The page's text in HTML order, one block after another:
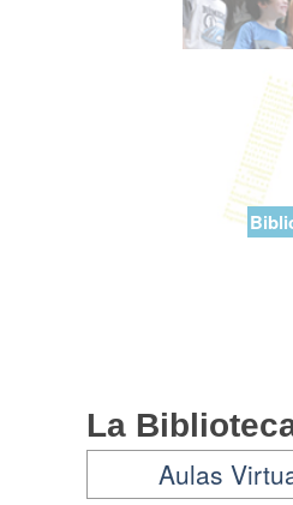
La
Aulas